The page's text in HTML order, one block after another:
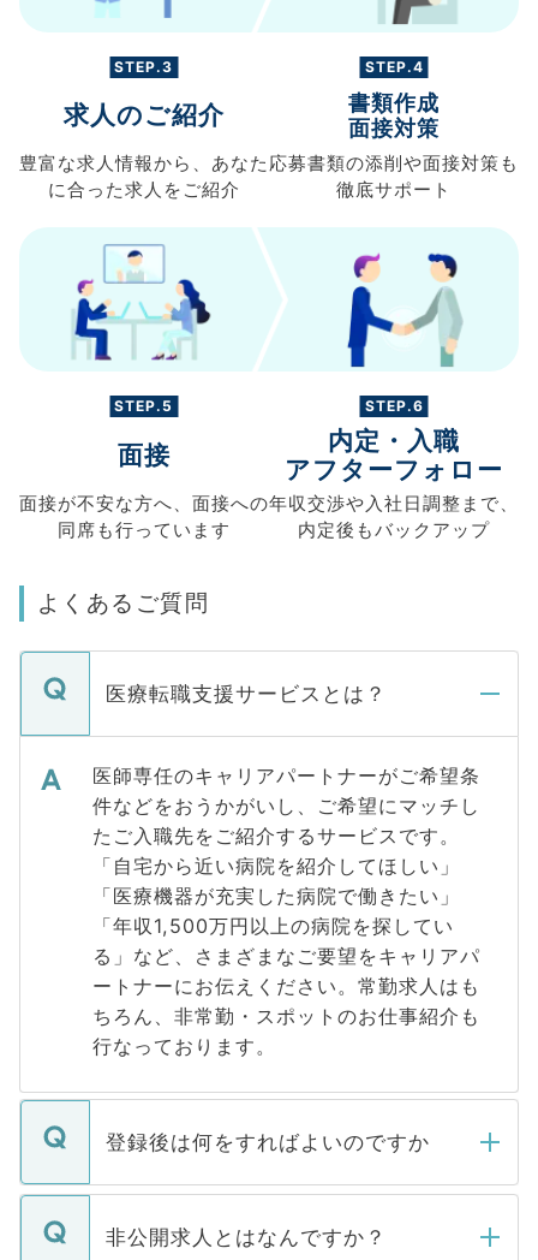
STEP.3
求人のご紹介
豊富な求人情報から、 あなた
に合った求人を ご紹介
STEP.4
書類作成
面接対策
応募書類の添削や面接対策も
徹底サポート
STEP.5
面接
面接が不安な方へ、 面接への
同席も行っています
STEP.6
内定・入職
アフターフォロー
年収交渉や入社日調整まで、
内定後もバックアップ
よくあるご質問
医療転職支援サービスとは？
医師専任のキャリアパートナーがご希望条
件などをおうかがいし、ご希望にマッチし
たご入職先をご紹介するサービスです。
「自宅から近い病院を紹介してほしい」
「医療機器が充実した病院で働きたい」
「年収1,500万円以上の病院を探してい
る」など、さまざまなご要望をキャリアパ
ートナーにお伝えください。常勤求人はも
ちろん、非常勤・スポットのお仕事紹介も
行なっております。
登録後は何をすればよいのですか
ご登録いただきましたら、弊社担当者がご
登録内容を確認し、その後メールもしくは
非公開求人とはなんですか？